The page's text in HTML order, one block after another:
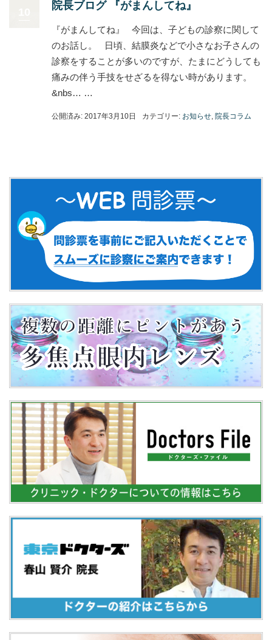
院長ブログ 『がまんしてね』
『がまんしてね』 今回は、子どもの診察に関して
のお話し。 日頃、結膜炎などで小さなお子さんの
診察をすることが多いのですが、たまにどうしても
痛みの伴う手技をせざるを得ない時があります。
&nbs… …
公開済み: 2017年3月10日 カテゴリー: お知らせ, 院長コラム